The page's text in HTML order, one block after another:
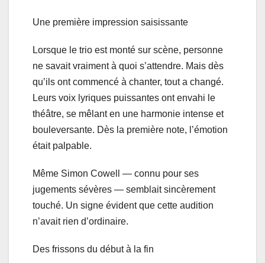
Une première impression saisissante
Lorsque le trio est monté sur scène, personne
ne savait vraiment à quoi s’attendre. Mais dès
qu’ils ont commencé à chanter, tout a changé.
Leurs voix lyriques puissantes ont envahi le
théâtre, se mêlant en une harmonie intense et
bouleversante. Dès la première note, l’émotion
était palpable.
Même Simon Cowell — connu pour ses
jugements sévères — semblait sincèrement
touché. Un signe évident que cette audition
n’avait rien d’ordinaire.
Des frissons du début à la fin